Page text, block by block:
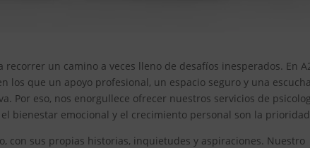
recorrer un camino a veces lleno de desafíos inesperados. En
los que un apoyo profesional, un espacio seguro y una
Por eso, nos enorgullece ofrecer nuestros servicios de
bienestar emocional y el crecimiento personal son la
con sus propias historias, inquietudes y aspiraciones. Nuestro